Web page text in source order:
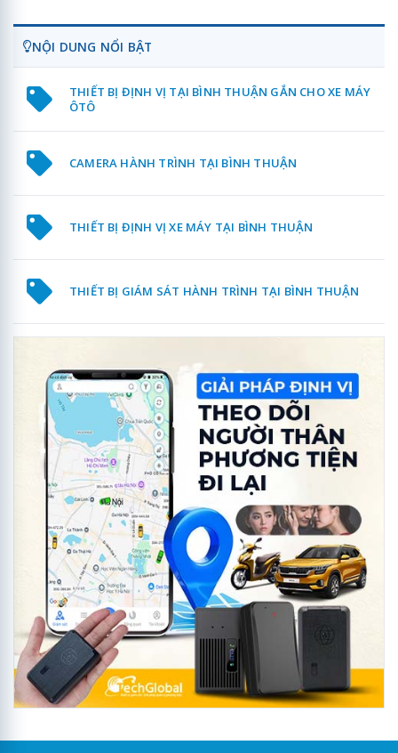
NỘI DUNG NỔI BẬT
THIẾT BỊ ĐỊNH VỊ TẠI BÌNH THUẬN GẮN CHO XE MÁY
ÔTÔ
CAMERA HÀNH TRÌNH TẠI BÌNH THUẬN
THIẾT BỊ ĐỊNH VỊ XE MÁY TẠI BÌNH THUẬN
THIẾT BỊ GIÁM SÁT HÀNH TRÌNH TẠI BÌNH THUẬN